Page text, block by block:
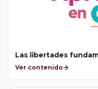
Las libertades
Ver contenido